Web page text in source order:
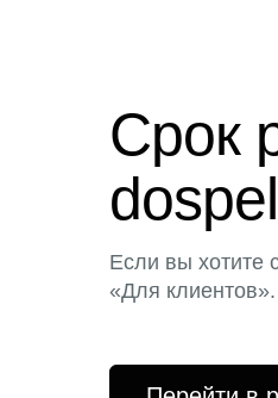
Срок
Если вы хотите
«Для клиентов».